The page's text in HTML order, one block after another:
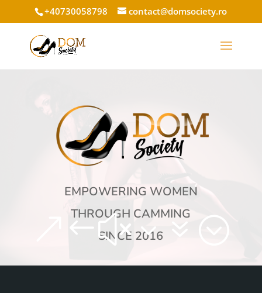
+40730058798 contact@domsociety.ro
EMPOWERING WOMEN
THROUGH CAMMING
SINCE 2016
&#x37;